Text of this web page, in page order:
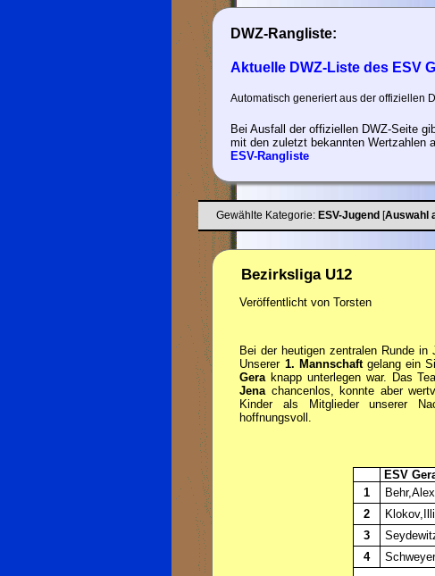
DWZ-Rangliste:
Aktuelle DWZ-Liste des ESV
Automatisch generiert aus der offiziellen
Bei Ausfall der offiziellen DWZ-Seite
mit den zuletzt bekannten Wertzahlen
ESV-Rangliste
Gewählte Kategorie: ESV-Jugend [Auswahl
Bezirksliga U12
Veröffentlicht von Torsten
Bei der heutigen zentralen Runde
Unserer 1. Mannschaftgelang ein
Gera knapp unterlegen war. Das
Jena chancenlos, konnte aber
Kinderals Mitglieder unserer
hoffnungsvoll.
ESV Gera
1
2
3
4